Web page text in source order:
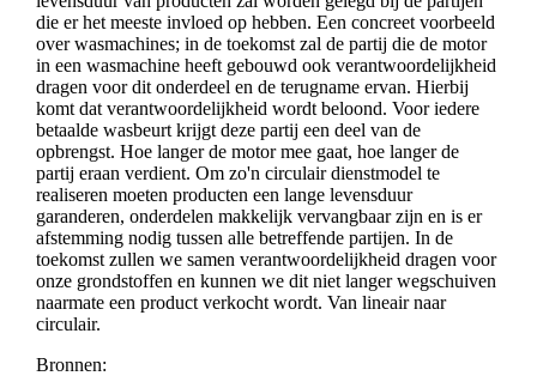
die er het meeste invloed op hebben. Een concreet voorbeeld
over wasmachines; in de toekomst zal de partij die de motor
in een wasmachine heeft gebouwd ook verantwoordelijkheid
dragen voor dit onderdeel en de terugname ervan. Hierbij
komt dat verantwoordelijkheid wordt beloond. Voor iedere
betaalde wasbeurt krijgt deze partij een deel van de
opbrengst. Hoe langer de motor mee gaat, hoe langer de
partij eraan verdient. Om zo'n circulair dienstmodel te
realiseren moeten producten een lange levensduur
garanderen, onderdelen makkelijk vervangbaar zijn en is er
afstemming nodig tussen alle betreffende partijen. In de
toekomst zullen we samen verantwoordelijkheid dragen voor
onze grondstoffen en kunnen we dit niet langer wegschuiven
naarmate een product verkocht wordt. Van lineair naar
circulair.
Bronnen: